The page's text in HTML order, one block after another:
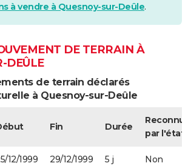
à vendre à Quesnoy-sur-Deûle.
DE TERRAIN À
DEÛLE
de terrain déclarés
à Quesnoy-sur-Deûle
Fin Durée
par l'état
12/1999 29/12/1999 5 j Non